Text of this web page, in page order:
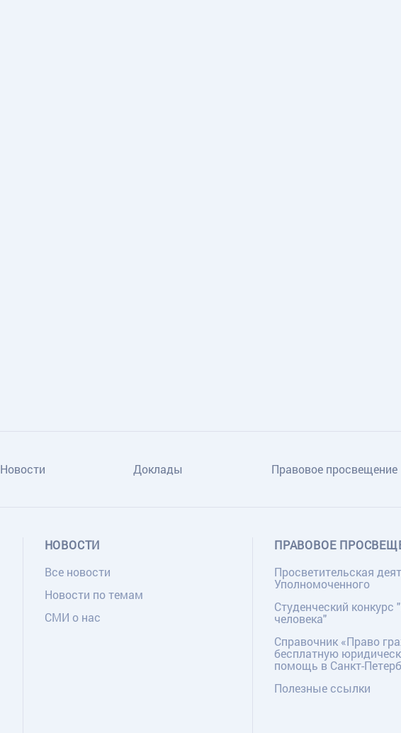
Новости Доклады Правовое просвещение
НОВОСТИ
Все новости
Новости по темам
СМИ о нас
ПРАВОВОЕ
Просветительская
Уполномоченного
Студенческий конкурс
человека"
Справочник «Право
бесплатную
помощь в Санкт-
Полезные ссылки